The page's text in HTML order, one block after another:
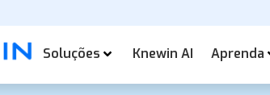
Soluções Knewin AI Aprenda